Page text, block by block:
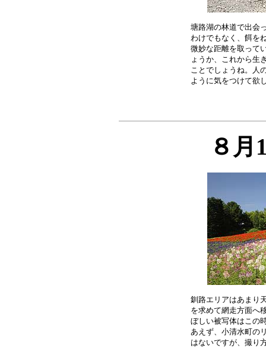
塘路湖の林道で出会
わけでもなく、餌を
微妙な距離を取って
ょうか、これから生
ことでしょうね。人
８月
釧路エリアはあまり
を求めて網走方面へ
ぼしい被写体はこの
あえず、小清水町の
はないですが、撮り